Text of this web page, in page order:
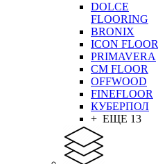
DOLCE
FLOORING
BRONIX
ICON FLOOR
PRIMAVERA
CM FLOOR
OFFWOOD
FINEFLOOR
КУБЕРПОЛ
+ ЕЩЕ 13